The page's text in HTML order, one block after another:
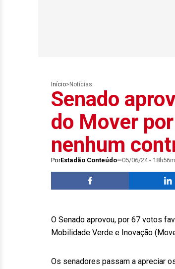
Início> Notícias
Senado
do Mover
nenhum
PorEstadão Conteúdo 05/06/24 -
O Senado aprovou, por 67 votos
Mobilidade Verde e Inovação
Os senadores passam a apreciar